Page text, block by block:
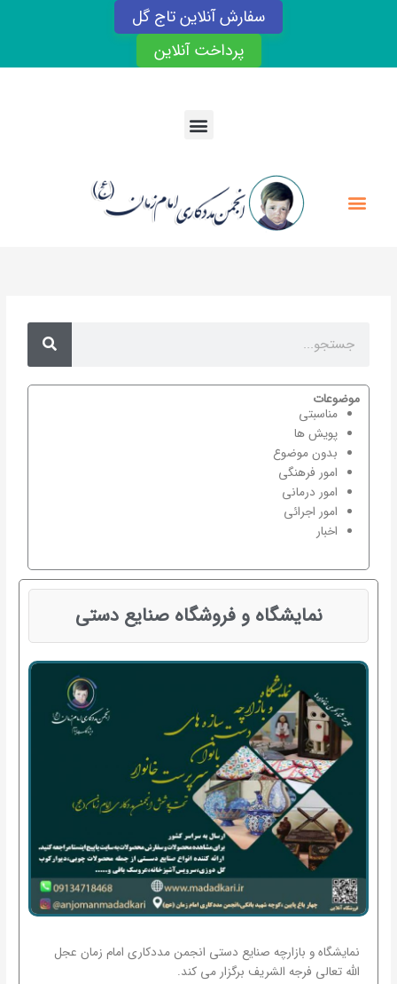
سفارش آنلاین تاج گل
پرداخت آنلاین
Menu
Search
موضوعات
مناسبتی
پویش ها
بدون موضوع
امور فرهنگی
امور درمانی
امور اجرائی
اخبار
نمایشگاه و فروشگاه صنایع دستی
نمایشگاه و بازارچه صنایع دستی انجمن مددکاری امام زمان عجل
الله تعالی فرجه الشریف برگزار می کند.